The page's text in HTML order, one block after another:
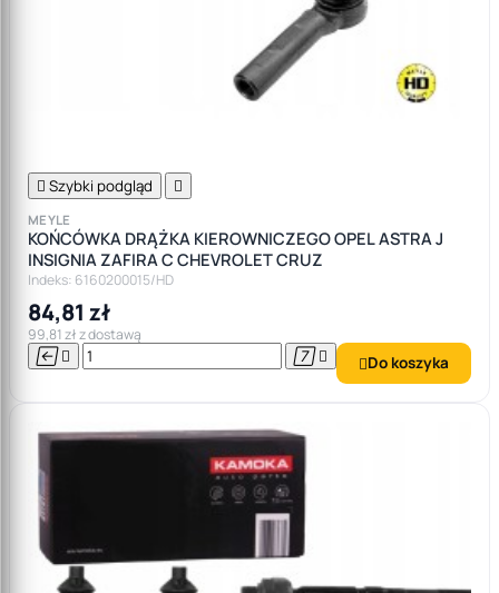
 Szybki podgląd 
MEYLE
KOŃCÓWKA DRĄŻKA KIEROWNICZEGO OPEL ASTRA J
INSIGNIA ZAFIRA C CHEVROLET CRUZ
Indeks: 6160200015/HD
84,81 zł
99,81 zł z dostawą
    Do koszyka